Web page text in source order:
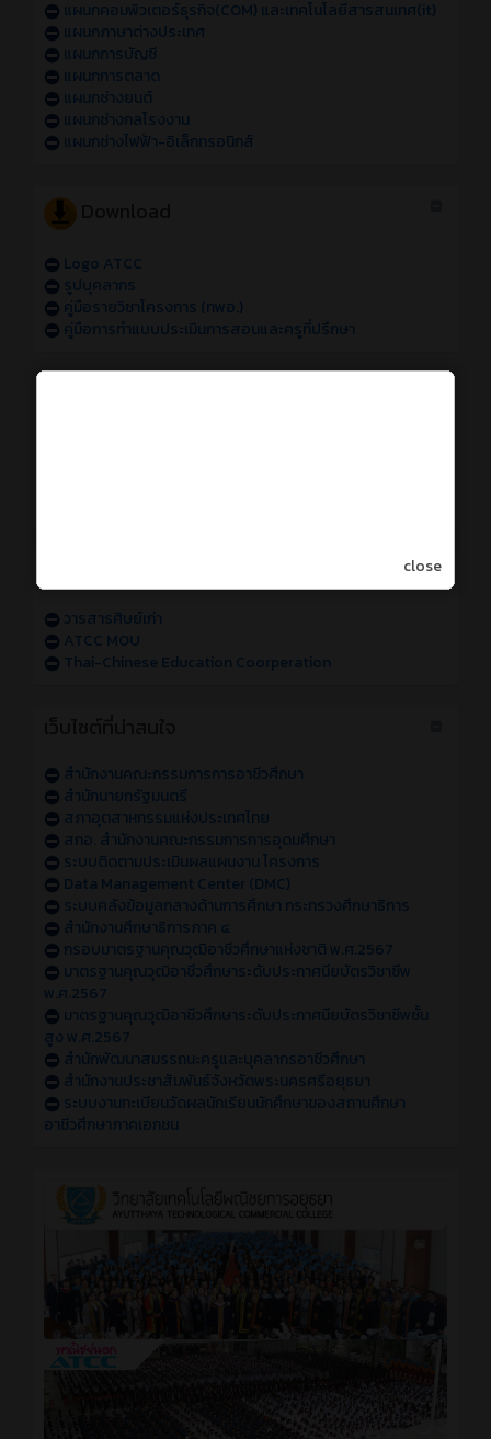
แผนกคอมพิวเตอร์ธุรกิจ(COM) และเทคโนโลยีสารสนเทศ(it)
แผนกภาษาต่างประเทศ
แผนกการบัญชี
แผนกการตลาด
แผนกช่างยนต์
แผนกช่างกลโรงงาน
แผนกช่างไฟฟ้า-อิเล็กทรอนิกส์
Logo ATCC
รูปบุคลากร
คู่มือรายวิชาโครงการ (ทพอ.)
คู่มือการทำแบบประเมินการสอนและครูที่ปรึกษา
วารสารศิษย์เก่า
ATCC MOU
Thai-Chinese Education Coorperation
สำนักงานคณะกรรมการการอาชีวศึกษา
สำนักนายกรัฐมนตรี
สภาอุตสาหกรรมแห่งประเทศไทย
สกอ. สำนักงานคณะกรรมการการอุดมศึกษา
ระบบติดตามประเมินผลแผนงาน โครงการ
Data Management Center (DMC)
ระบบคลังข้อมูลกลางด้านการศึกษา กระทรวงศึกษาธิการ
สำนักงานศึกษาธิการภาค ๔
กรอบมาตรฐานคุณวุฒิอาชีวศึกษาแห่งชาติ พ.ศ.2567
มาตรฐานคุณวุฒิอาชีวศึกษาระดับประกาศนียบัตรวิชาชีพ
พ.ศ.2567
มาตรฐานคุณวุฒิอาชีวศึกษาระดับประกาศนียบัตรวิชาชีพชั้น
สูง พ.ศ.2567
สำนักพัฒนาสมรรถนะครูและบุคลากรอาชีวศึกษา
สำนักงานประชาสัมพันธ์จังหวัดพระนครศรีอยุธยา
ระบบงานทะเบียนวัดผลนักเรียนนักศึกษาของสถานศึกษา
อาชีวศึกษาภาคเอกชน
close